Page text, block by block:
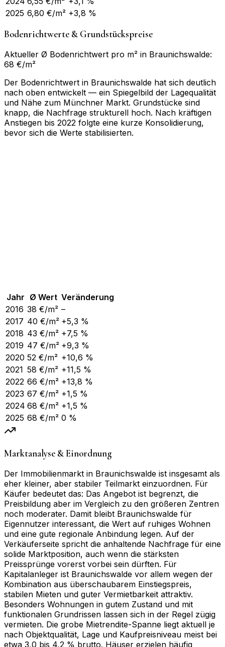
2025 6,80 €/m² +3,8 %
Bodenrichtwerte & Grundstückspreise
Aktueller Ø Bodenrichtwert pro m² in Braunichswalde:
68 €/m²
Der Bodenrichtwert in Braunichswalde hat sich deutlich
nach oben entwickelt — ein Spiegelbild der Lagequalität
und Nähe zum Münchner Markt. Grundstücke sind
knapp, die Nachfrage strukturell hoch. Nach kräftigen
Anstiegen bis 2022 folgte eine kurze Konsolidierung,
bevor sich die Werte stabilisierten.
Jahr Ø Wert Veränderung
2016 38 €/m² –
2017 40 €/m² +5,3 %
2018 43 €/m² +7,5 %
2019 47 €/m² +9,3 %
2020 52 €/m² +10,6 %
2021 58 €/m² +11,5 %
2022 66 €/m² +13,8 %
2023 67 €/m² +1,5 %
2024 68 €/m² +1,5 %
2025 68 €/m² 0 %
Marktanalyse & Einordnung
Der Immobilienmarkt in Braunichswalde ist insgesamt als
eher kleiner, aber stabiler Teilmarkt einzuordnen. Für
Käufer bedeutet das: Das Angebot ist begrenzt, die
Preisbildung aber im Vergleich zu den größeren Zentren
noch moderater. Damit bleibt Braunichswalde für
Eigennutzer interessant, die Wert auf ruhiges Wohnen
und eine gute regionale Anbindung legen. Auf der
Verkäuferseite spricht die anhaltende Nachfrage für eine
solide Marktposition, auch wenn die stärksten
Preissprünge vorerst vorbei sein dürften. Für
Kapitalanleger ist Braunichswalde vor allem wegen der
Kombination aus überschaubarem Einstiegspreis,
stabilen Mieten und guter Vermietbarkeit attraktiv.
Besonders Wohnungen in gutem Zustand und mit
funktionalen Grundrissen lassen sich in der Regel zügig
vermieten. Die grobe Mietrendite-Spanne liegt aktuell je
nach Objektqualität, Lage und Kaufpreisniveau meist bei
etwa 3,0 bis 4,2 % brutto. Häuser erzielen häufig